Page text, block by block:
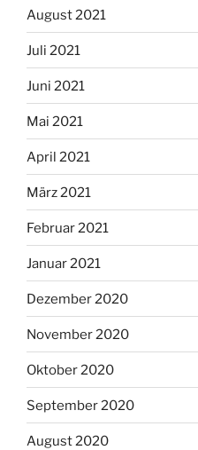
August 2021
Juli 2021
Juni 2021
Mai 2021
April 2021
März 2021
Februar 2021
Januar 2021
Dezember 2020
November 2020
Oktober 2020
September 2020
August 2020